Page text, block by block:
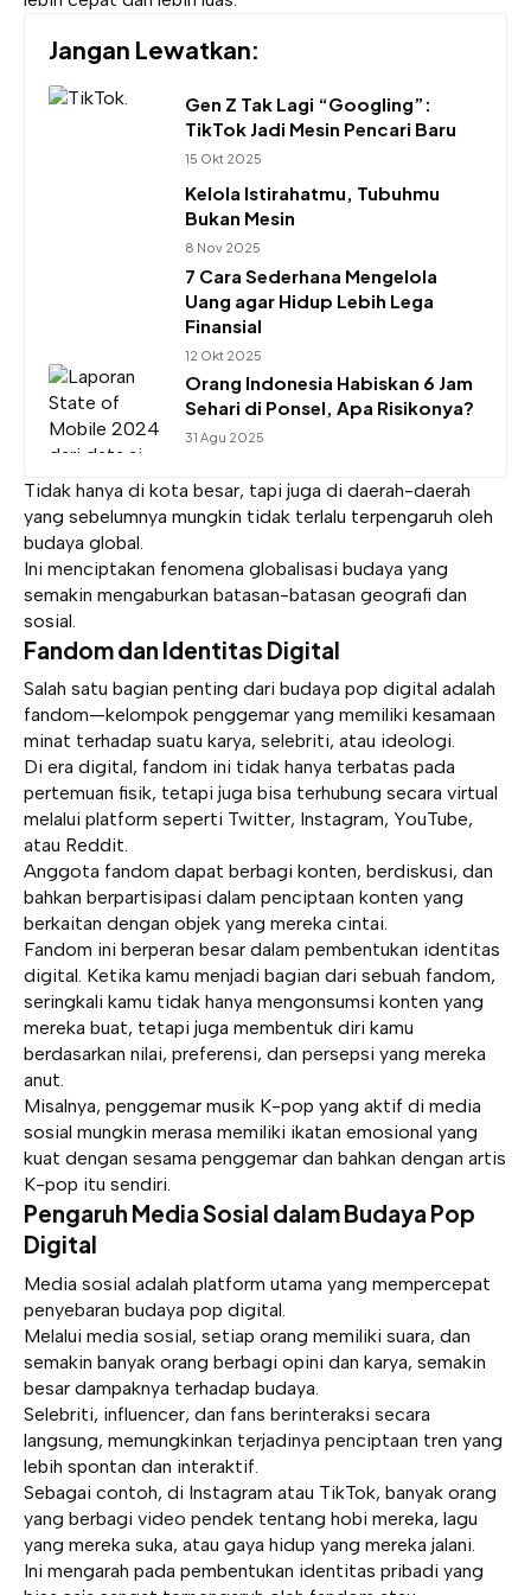
Jangan Lewatkan:
Gen Z Tak Lagi “Googling”:
TikTok Jadi Mesin Pencari Baru
15 Okt 2025
Kelola Istirahatmu, Tubuhmu
Bukan Mesin
8 Nov 2025
7 Cara Sederhana Mengelola
Uang agar Hidup Lebih Lega
Finansial
12 Okt 2025
Orang Indonesia Habiskan 6 Jam
Sehari di Ponsel, Apa Risikonya?
31 Agu 2025
Tidak hanya di kota besar, tapi juga di daerah-daerah
yang sebelumnya mungkin tidak terlalu terpengaruh oleh
budaya global.
Ini menciptakan fenomena globalisasi budaya yang
semakin mengaburkan batasan-batasan geografi dan
sosial.
Fandom dan Identitas Digital
Salah satu bagian penting dari budaya pop digital adalah
fandom—kelompok penggemar yang memiliki kesamaan
minat terhadap suatu karya, selebriti, atau ideologi.
Di era digital, fandom ini tidak hanya terbatas pada
pertemuan fisik, tetapi juga bisa terhubung secara virtual
melalui platform seperti Twitter, Instagram, YouTube,
atau Reddit.
Anggota fandom dapat berbagi konten, berdiskusi, dan
bahkan berpartisipasi dalam penciptaan konten yang
berkaitan dengan objek yang mereka cintai.
Fandom ini berperan besar dalam pembentukan identitas
digital. Ketika kamu menjadi bagian dari sebuah fandom,
seringkali kamu tidak hanya mengonsumsi konten yang
mereka buat, tetapi juga membentuk diri kamu
berdasarkan nilai, preferensi, dan persepsi yang mereka
anut.
Misalnya, penggemar musik K-pop yang aktif di media
sosial mungkin merasa memiliki ikatan emosional yang
kuat dengan sesama penggemar dan bahkan dengan artis
K-pop itu sendiri.
Pengaruh Media Sosial dalam Budaya Pop
Digital
Media sosial adalah platform utama yang mempercepat
penyebaran budaya pop digital.
Melalui media sosial, setiap orang memiliki suara, dan
semakin banyak orang berbagi opini dan karya, semakin
besar dampaknya terhadap budaya.
Selebriti, influencer, dan fans berinteraksi secara
langsung, memungkinkan terjadinya penciptaan tren yang
lebih spontan dan interaktif.
Sebagai contoh, di Instagram atau TikTok, banyak orang
yang berbagi video pendek tentang hobi mereka, lagu
yang mereka suka, atau gaya hidup yang mereka jalani.
Ini mengarah pada pembentukan identitas pribadi yang